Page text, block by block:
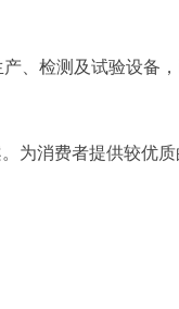
、检测及试验设备
为消费者提供较优